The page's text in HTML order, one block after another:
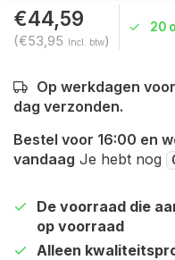
€44,59
(€53,95 Incl. btw)
20
Op werkdagen
dag verzonden.
Bestel voor 16:00 en
vandaag Je hebt nog
De voorraad die
op voorraad
Alleen